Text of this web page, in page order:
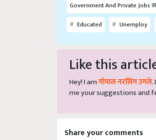
Government And Private Jobs
Educated
Unemploy
Like this
Hey! I amगोपाल नरसिंग उगले.
me your suggestions and
Share your comments